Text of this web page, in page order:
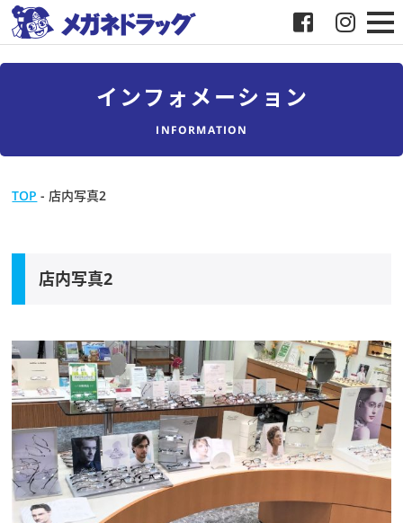
メガネドラッグについて
メディア協力
スタッフブログ
インフォメーション
INFORMATION
TOP - 店内写真2
店内写真2